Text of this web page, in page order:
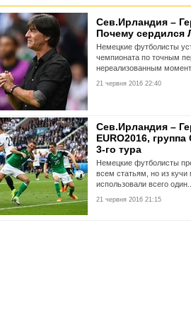
Сев.Ирландия –
Почему сердился
Немецкие футболисты
чемпионата по точным
нереализованным
21 червня 2016 22:40
Сев.Ирландия –
EURO2016,
3-го тура
Немецкие футболисты
всем статьям, но из кучи
использовали всего один...
21 червня 2016 21:15